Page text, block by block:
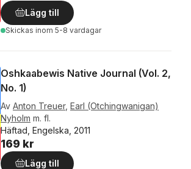
Lägg till
Skickas inom 5-8 vardagar
Oshkaabewis Native Journal (Vol. 2,
No. 1)
Av Anton Treuer, Earl (Otchingwanigan)
Nyholm m. fl.
Häftad, Engelska, 2011
169 kr
Lägg till